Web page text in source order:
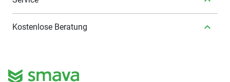
Kostenlose Beratung